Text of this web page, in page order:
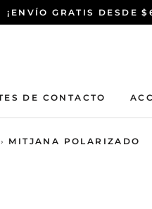
¡ENVÍO GRATIS DESDE
DE CONTACTO
› MITJANA POLARIZADO